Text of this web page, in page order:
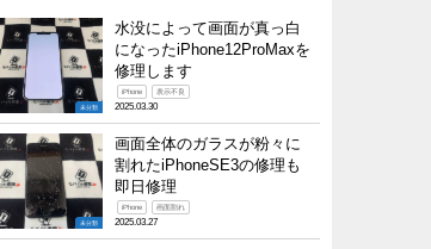
未分類
水没によって画面が真っ白
になったiPhone12ProMaxを
修理します
iPhone 表示不良
2025.03.30
未分類
画面全体のガラスが粉々に
割れたiPhoneSE3の修理も
即日修理
iPhone 画面割れ
2025.03.27